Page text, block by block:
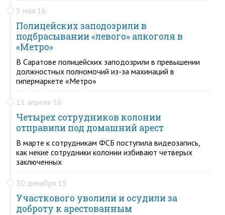
5 мая 16
Полицейских заподозрили в
подбрасывании «левого» алкоголя в
«Метро»
В Саратове полицейских заподозрили в превышении
должностных полномочий из-за махинаций в
гипермаркете «Метро»
11 апреля 16
Четырех сотрудников колонии
отправили под домашний арест
В марте к сотрудникам ФСБ поступила видеозапись,
как некие сотрудники колонии избивают четверых
заключенных
30 декабря 15
Участкового уволили и осудили за
доброту к арестованным